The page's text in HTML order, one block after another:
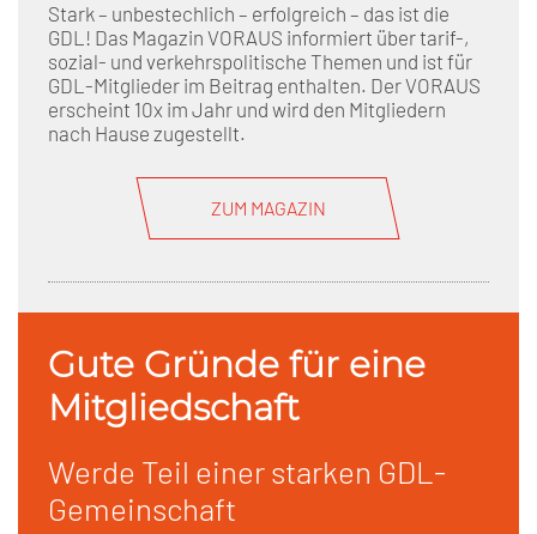
Stark – unbestechlich – erfolgreich – das ist die
GDL! Das Magazin VORAUS informiert über tarif-,
sozial- und verkehrspolitische Themen und ist für
GDL-Mitglieder im Beitrag enthalten. Der VORAUS
erscheint 10x im Jahr und wird den Mitgliedern
nach Hause zugestellt.
ZUM MAGAZIN
Gute Gründe für eine
Mitgliedschaft
Werde Teil einer starken GDL-
Gemeinschaft